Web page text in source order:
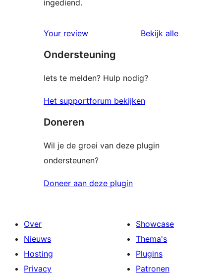
ingediend.
Your review Bekijk alle
Ondersteuning
Iets te melden? Hulp nodig?
Het supportforum bekijken
Doneren
Wil je de groei van deze plugin
ondersteunen?
Doneer aan deze plugin
Over
Nieuws
Hosting
Privacy
Showcase
Thema's
Plugins
Patronen